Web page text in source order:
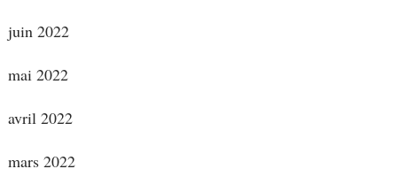
juin 2022
mai 2022
avril 2022
mars 2022